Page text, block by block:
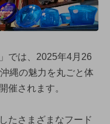
では、2025年4月26
縄の魅力を丸ごと体
催されます。
たさまざまなフード